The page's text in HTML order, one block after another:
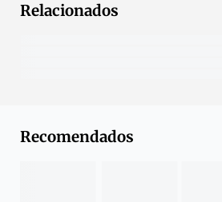
Relacionados
Recomendados